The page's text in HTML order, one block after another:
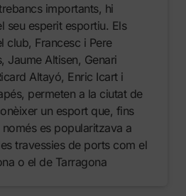
importants, hi
seu esperit esportiu. Els
club, Francesc i Pere
Jaume Altisen, Genari
Altayó, Enric Icart i
permeten a la ciutat de
un esport que, fins
només es popularitzava a
travessies de ports com el
o el de Tarragona